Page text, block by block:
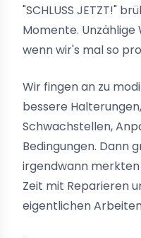
"SCHLUSS JETZT!"
Momente. Unzählige
wenn wir's mal so
Wir fingen an zu
bessere
Schwachstellen,
Bedingungen. Dann
irgendwann
Zeit mit Reparieren
eigentlichen